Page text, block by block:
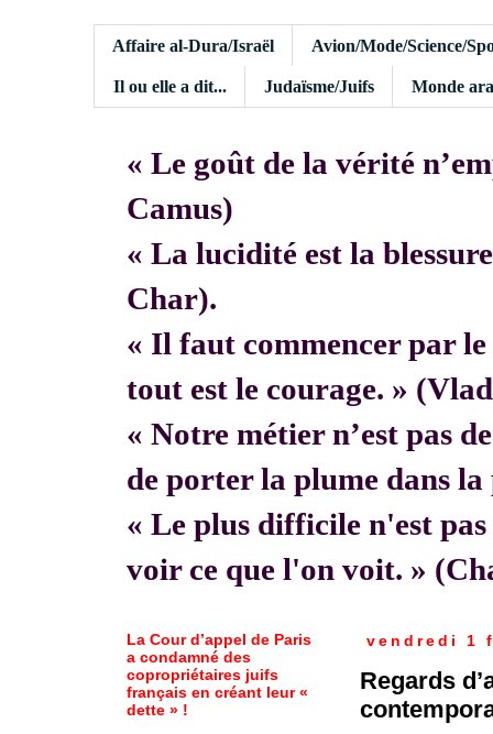
Affaire al-Dura/Israël Avion/Mode/Science/
Il ou elle a dit... Judaïsme/Juifs Monde
« Le goût de la vérité
Camus)
« La lucidité est la
Char).
« Il faut commencer par le
tout est le courage. »
« Notre métier n’est pas
de porter la plume dans
« Le plus difficile n'est
voir ce que l'on voit. »
vendredi 1
Regards
La Cour d’appel de Paris
a condamné des
copropriétaires juifs
français en créant leur «
dette » !